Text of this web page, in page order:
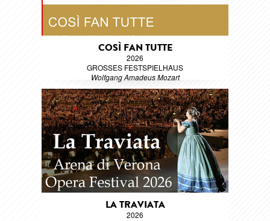
COSÌ FAN TUTTE
2026
GROSSES FESTSPIELHAUS
Wolfgang Amadeus Mozart
LA TRAVIATA
2026